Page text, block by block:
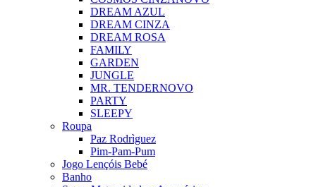
DREAM AZUL
DREAM CINZA
DREAM ROSA
FAMILY
GARDEN
JUNGLE
MR. TENDERNOVO
PARTY
SLEEPY
Roupa
Paz Rodrìguez
Pim-Pam-Pum
Jogo Lençóis Bebé
Banho